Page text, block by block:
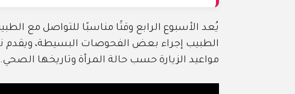
يُعد الأسبوع الرابع وقتًا مناسبًا للتواصل مع
الطبيب إجراء بعض الفحوصات البسيطة، ويقدم
مواعيد الزيارة حسب حالة المرأة وتاريخها الصحي.